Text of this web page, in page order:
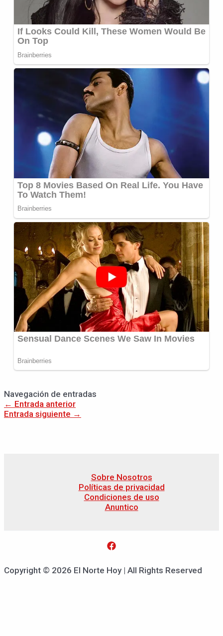
Navegación de entradas
← Entrada anterior
Entrada siguiente →
Sobre Nosotros
Políticas de privacidad
Condiciones de uso
Anuntico
Copyright © 2026 El Norte Hoy | All Rights Reserved